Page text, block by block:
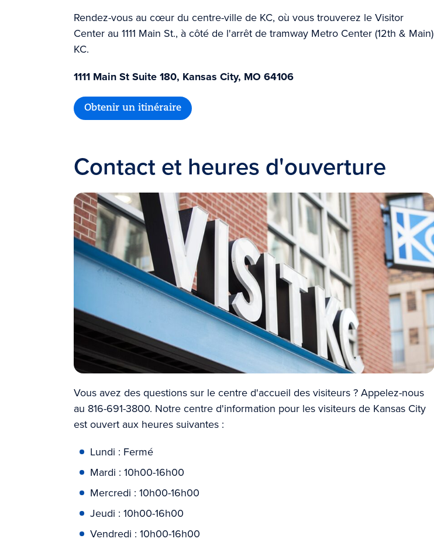
Rendez-vous au cœur du centre-ville de KC, où vous trouverez le Visitor
Center au 1111 Main St., à côté de l'arrêt de tramway Metro Center (12th & Main)
KC.
1111 Main St Suite 180, Kansas City, MO 64106
Obtenir un itinéraire
Contact et heures d'ouverture
Vous avez des questions sur le centre d'accueil des visiteurs ? Appelez-nous
au 816-691-3800. Notre centre d'information pour les visiteurs de Kansas City
est ouvert aux heures suivantes :
Lundi : Fermé
Mardi : 10h00-16h00
Mercredi : 10h00-16h00
Jeudi : 10h00-16h00
Vendredi : 10h00-16h00